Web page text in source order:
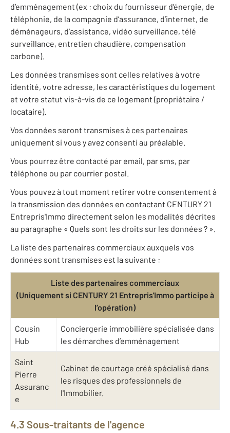
d’emménagement (ex : choix du fournisseur d’énergie, de
téléphonie, de la compagnie d’assurance, d’internet, de
déménageurs, d’assistance, vidéo surveillance, télé
surveillance, entretien chaudière, compensation
carbone).
Les données transmises sont celles relatives à votre
identité, votre adresse, les caractéristiques du logement
et votre statut vis-à-vis de ce logement (propriétaire /
locataire).
Vos données seront transmises à ces partenaires
uniquement si vous y avez consenti au préalable.
Vous pourrez être contacté par email, par sms, par
téléphone ou par courrier postal.
Vous pouvez à tout moment retirer votre consentement à
la transmission des données en contactant CENTURY 21
Entrepris'Immo directement selon les modalités décrites
au paragraphe « Quels sont les droits sur les données ? ».
La liste des partenaires commerciaux auxquels vos
données sont transmises est la suivante :
Liste des partenaires commerciaux
(Uniquement si CENTURY 21 Entrepris'Immo participe à
l’opération)
Cousin
Hub
Conciergerie immobilière spécialisée dans
les démarches d’emménagement
Saint
Pierre
Assuranc
e
Cabinet de courtage créé spécialisé dans
les risques des professionnels de
l'Immobilier.
4.3 Sous-traitants de l'agence